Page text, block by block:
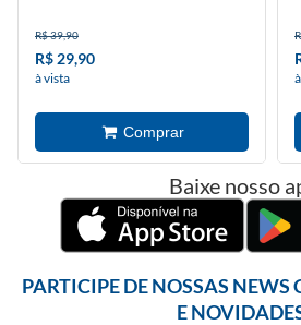
R$ 39,90
R$ 29,90
à vista
Baixe nosso
PARTICIPE DE NOSSAS NEWS
E